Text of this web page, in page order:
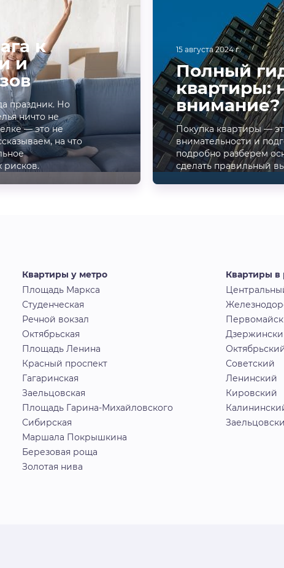
к
и
праздник. Но
ничто не
— это не
на что
рисков.
15 августа 2024 г.
Полный
квартиры:
внимание?
Покупка квартиры —
внимательности и
подробно разберем
сделать правильный
Квартиры у метро
Площадь Маркса
Студенческая
Речной вокзал
Октябрьская
Площадь Ленина
Красный проспект
Гагаринская
Заельцовская
Площадь Гарина-Михайловского
Сибирская
Маршала Покрышкина
Березовая роща
Золотая нива
Квартиры в
Советский
Ленинский
Кировский